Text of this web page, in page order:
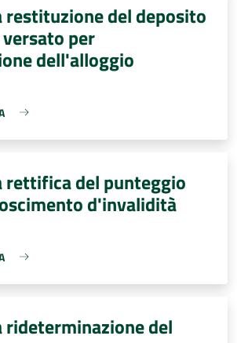
restituzione del deposito
per
dell'alloggio
rettifica del punteggio
d'invalidità
rideterminazione del